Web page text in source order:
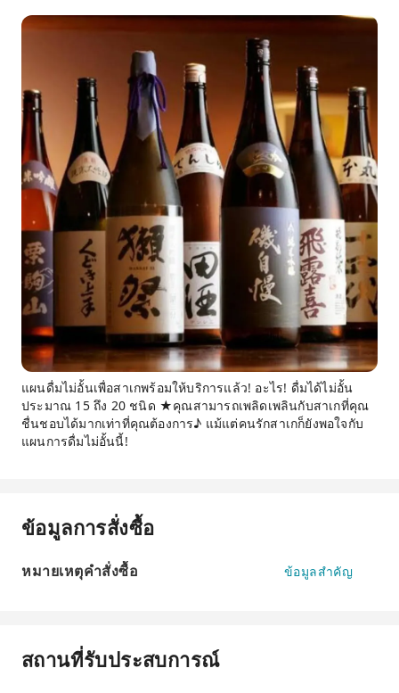
แผนดื่มไม่อั้นเพื่อสาเกพร้อมให้บริการแล้ว! อะไร! ดื่มได้ไม่อั้น
ประมาณ 15 ถึง 20 ชนิด ★คุณสามารถเพลิดเพลินกับสาเกที่คุณ
ชื่นชอบได้มากเท่าที่คุณต้องการ♪ แม้แต่คนรักสาเกก็ยังพอใจกับ
แผนการดื่มไม่อั้นนี้!
ข้อมูลการสั่งซื้อ
หมายเหตุคำสั่งซื้อ ข้อมูลสำคัญ
สถานที่รับประสบการณ์